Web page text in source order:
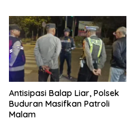
Antisipasi Balap Liar, Polsek
Buduran Masifkan Patroli
Malam